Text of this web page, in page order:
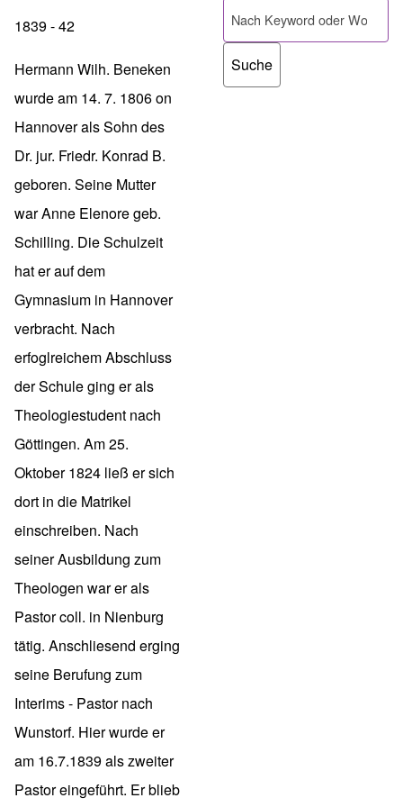
1839 - 42
Hermann Wilh. Beneken
wurde am 14. 7. 1806 on
Hannover als Sohn des
Dr. jur. Friedr. Konrad B.
geboren. Seine Mutter
war Anne Elenore geb.
Schilling. Die Schulzeit
hat er auf dem
Gymnasium in Hannover
verbracht. Nach
erfoglreichem Abschluss
der Schule ging er als
Theologiestudent nach
Göttingen. Am 25.
Oktober 1824 ließ er sich
dort in die Matrikel
einschreiben. Nach
seiner Ausbildung zum
Theologen war er als
Pastor coll. in Nienburg
tätig. Anschliesend erging
seine Berufung zum
Interims - Pastor nach
Wunstorf. Hier wurde er
am 16.7.1839 als zweiter
Pastor eingeführt. Er blieb
Suche